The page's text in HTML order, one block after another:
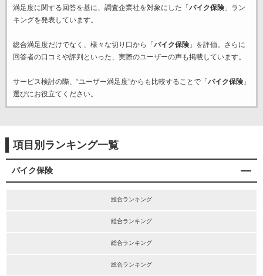
満足度に関する回答を基に、調査企業社を対象にした「 バイク保険」ラン
キングを発表しています。
総合満足度だけでなく、様々な切り口から「 バイク保険」を評価。さらに
回答者の口コミや評判といった、実際のユーザーの声も掲載しています。
サービス検討の際、“ユーザー満足度”からも比較することで「 バイク保険」
選びにお役立てください。
項目別ランキング一覧
バイク保険
総合ランキング
総合ランキング
総合ランキング
総合ランキング